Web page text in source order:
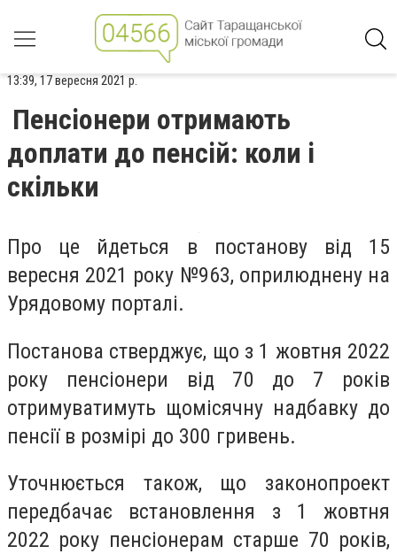
13:39, 17 вересня 2021 р.
Пенсіонери отримають
доплати до пенсій: коли і
скільки
Про це йдеться в постанову від 15
вересня 2021 року №963, оприлюднену на
Урядовому порталі.
Постанова стверджує, що з 1 жовтня 2022
року пенсіонери від 70 до 7 років
отримуватимуть щомісячну надбавку до
пенсії в розмірі до 300 гривень.
Уточнюється також, що законопроект
передбачає встановлення з 1 жовтня
2022 року пенсіонерам старше 70 років,